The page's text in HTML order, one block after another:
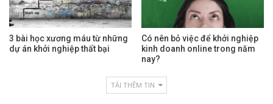
3 bài học xương máu từ những
dự án khởi nghiệp thất bại
Có nên bỏ việc để khởi nghiệp
kinh doanh online trong năm
nay?
TẢI THÊM TIN